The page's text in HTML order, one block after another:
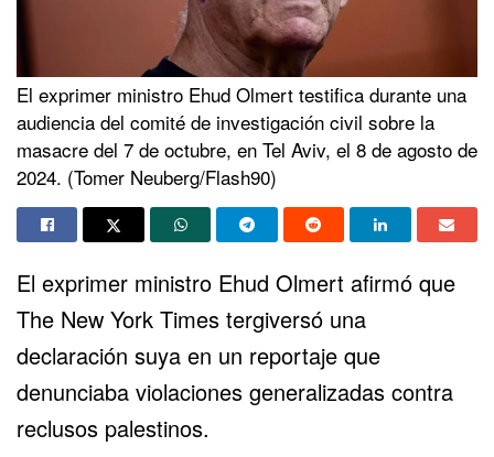
El exprimer ministro Ehud Olmert testifica durante una
audiencia del comité de investigación civil sobre la
masacre del 7 de octubre, en Tel Aviv, el 8 de agosto de
2024. (Tomer Neuberg/Flash90)
El exprimer ministro Ehud Olmert afirmó que
The New York Times tergiversó una
declaración suya en un reportaje que
denunciaba violaciones generalizadas contra
reclusos palestinos.